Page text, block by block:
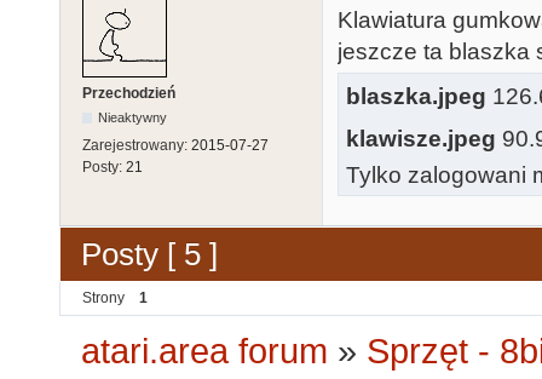
Przechodzień
Nieaktywny
Zarejestrowany: 2015-07-27
Posty: 21
Klawiatura
jeszcze ta blaszka
blaszka.jpeg
klawisze.jpeg
Tylko zalogowani
Posty [ 5 ]
Strony 1
atari.area forum » Sprzęt -